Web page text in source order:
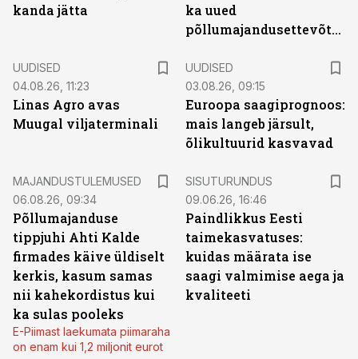
kanda jätta
ka uued
põllumajandusettevõtted
UUDISED
04.08.26, 11:23
Linas Agro avas
Muugal viljaterminali
UUDISED
03.08.26, 09:15
Euroopa saagiprognoos:
mais langeb järsult,
õlikultuurid kasvavad
MAJANDUSTULEMUSED
06.08.26, 09:34
Põllumajanduse
tippjuhi Ahti Kalde
firmades käive üldiselt
kerkis, kasum samas
nii kahekordistus kui
ka sulas pooleks
E-Piimast laekumata piimaraha
on enam kui 1,2 miljonit eurot
SISUTURUNDUS
09.06.26, 16:46
Paindlikkus Eesti
taimekasvatuses:
kuidas määrata ise
saagi valmimise aega ja
kvaliteeti